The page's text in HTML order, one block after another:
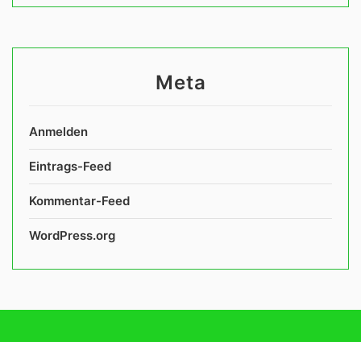
Meta
Anmelden
Eintrags-Feed
Kommentar-Feed
WordPress.org